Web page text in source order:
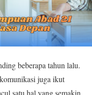
beberapa tahun lalu.
juga ikut
satu hal yang semakin